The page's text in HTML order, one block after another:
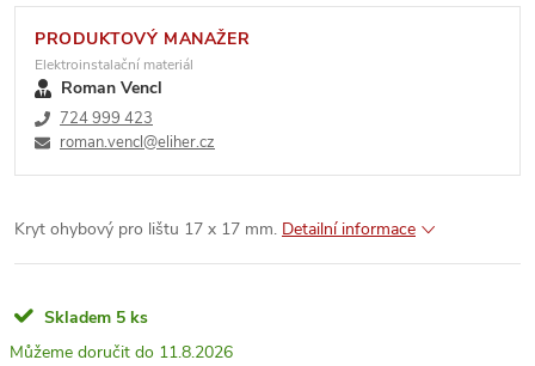
PRODUKTOVÝ MANAŽER
Elektroinstalační materiál
Roman Vencl
724 999 423
roman.vencl@eliher.cz
Kryt ohybový pro lištu 17 x 17 mm. Detailní informace
Skladem 5 ks
11.8.2026